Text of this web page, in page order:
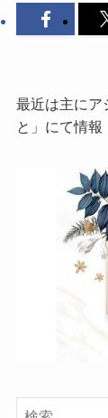
最近は主にア
と」にて情報